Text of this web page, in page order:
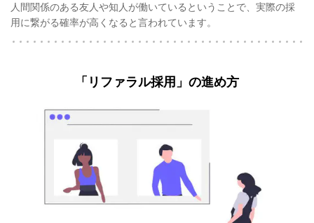
人間関係のある友人や知人が働いているということで、実際の採
用に繋がる確率が高くなると言われています。
「リファラル採用」の進め方